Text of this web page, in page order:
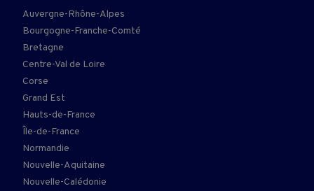
Auvergne-Rhône-Alpes
Bourgogne-Franche-Comté
Bretagne
Centre-Val de Loire
Corse
Grand Est
Hauts-de-France
Île-de-France
Normandie
Nouvelle-Aquitaine
Nouvelle-Calédonie